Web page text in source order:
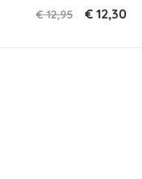
€ 12,95 € 12,30